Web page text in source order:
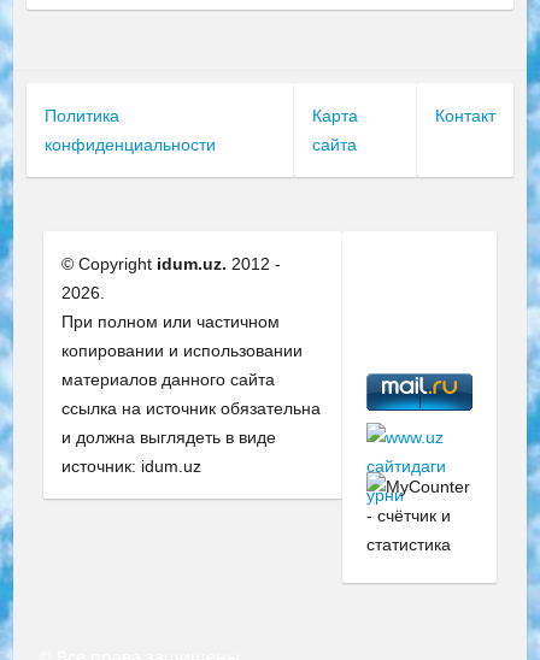
Политика
конфиденциальности
Карта
сайта
Контакт
© Copyright idum.uz. 2012 -
2026.
При полном или частичном
копировании и использовании
материалов данного сайта
ссылка на источник обязательна
и должна выглядеть в виде
источник: idum.uz